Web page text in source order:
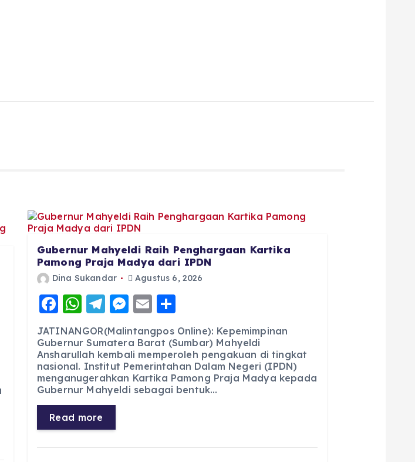
Gubernur Mahyeldi Raih Penghargaan Kartika
Pamong Praja Madya dari IPDN
Dina Sukandar Agustus 6, 2026
F
a
c
e
b
o
o
k
W
h
a
ts
A
p
p
T
el
e
g
r
a
M
e
ss
e
n
g
E
ai
l
h
a
re
JATINANGOR(Malintangpos Online): Kepemimpinan
Gubernur Sumatera Barat (Sumbar) Mahyeldi
Ansharullah kembali memperoleh pengakuan di tingkat
nasional. Institut Pemerintahan Dalam Negeri (IPDN)
menganugerahkan Kartika Pamong Praja Madya kepada
Gubernur Mahyeldi sebagai bentuk…
Read more